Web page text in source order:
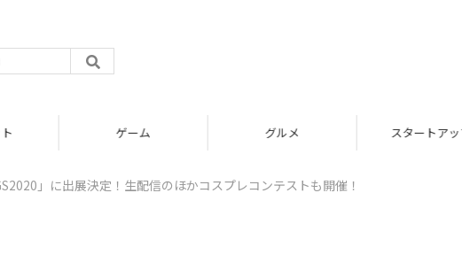
スタートアップ
」に出展決定！生配信のほかコスプレコンテストも開催！